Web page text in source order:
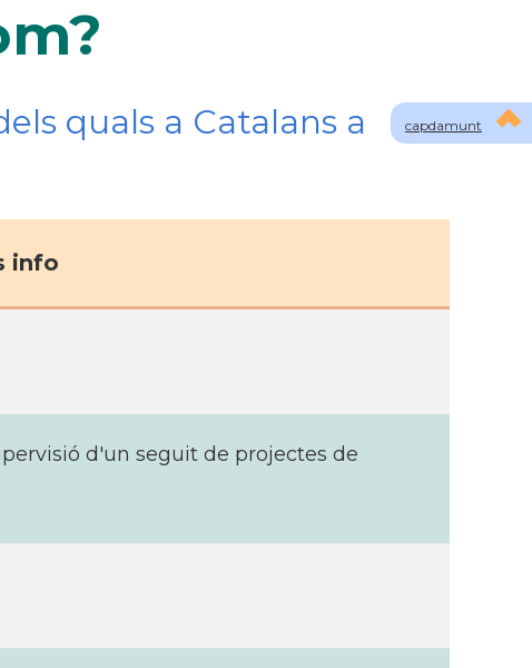
capdamunt
quals a Catalans a
info
d'un seguit de projectes de